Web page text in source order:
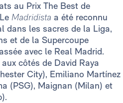
au Prix The Best de
Madridista a été reconnu
dans les sacres de la Liga,
et de la Supercoupe
avec le Real Madrid.
côtés de David Raya
City), Emiliano Martínez
(PSG), Maignan (Milan) et